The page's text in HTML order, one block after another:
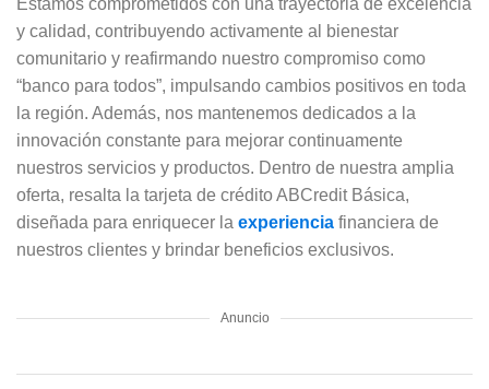
y calidad, contribuyendo activamente al bienestar
comunitario y reafirmando nuestro compromiso como
“banco para todos”, impulsando cambios positivos en toda
la región. Además, nos mantenemos dedicados a la
innovación constante para mejorar continuamente
nuestros servicios y productos. Dentro de nuestra amplia
oferta, resalta la tarjeta de crédito ABCredit Básica,
diseñada para enriquecer la experiencia financiera de
nuestros clientes y brindar beneficios exclusivos.
Anuncio